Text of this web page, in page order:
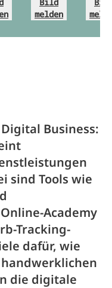
melden
Business:
sind Tools wie
Academy
Tracking-
dafür, wie
die digitale